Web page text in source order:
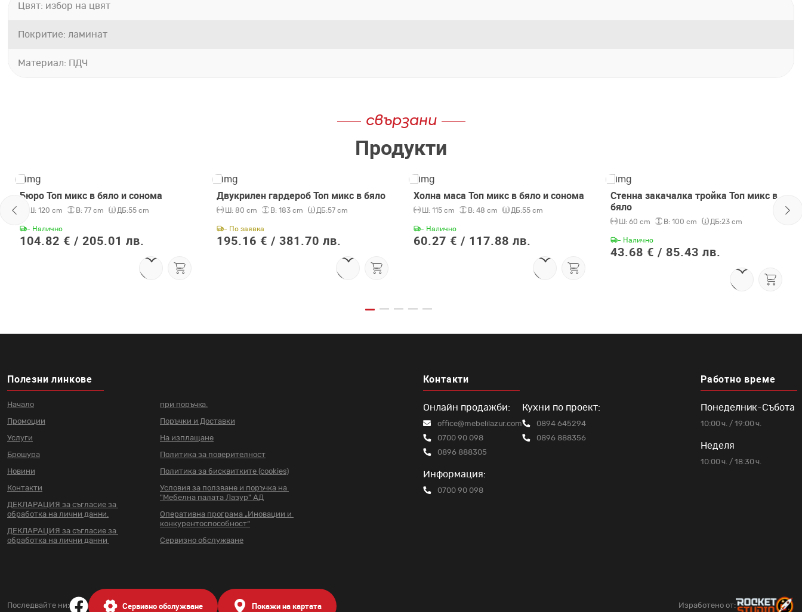
Цвят: избор на цвят
Покритие: ламинат
Материал: ПДЧ
свързани
Продукти
Бюро Топ микс в бяло и сонома
Ш: 120 cm В: 77 cm ДБ:55 cm
- Налично
104.82 € / 205.01 лв.
Двукрилен гардероб Топ микс в бяло
Ш: 80 cm В: 183 cm ДБ:57 cm
- По заявка
195.16 € / 381.70 лв.
Холна маса Топ микс в бяло и сонома
Ш: 115 cm В: 48 cm ДБ:55 cm
- Налично
60.27 € / 117.88 лв.
Стенна закачалка тройка Топ микс в
бяло
Ш: 60 cm В: 100 cm ДБ:23 cm
- Налично
43.68 € / 85.43 лв.
Полезни линкове
Начало
Промоции
Услуги
Брошура
Новини
Контакти
ДЕКЛАРАЦИЯ за съгласие за
обработка на лични данни.
ДЕКЛАРАЦИЯ за съгласие за
обработка на лични данни
при поръчка.
Поръчки и Доставки
На изплащане
Политика за поверителност
Политика за бисквитките (cookies)
Условия за ползване и поръчка на
"Мебелна палата Лазур" АД
Оперативна програма „Иновации и
конкурентоспособност“
Сервизно обслужване
Контакти
Онлайн продажби:
office@mebelilazur.com
0700 90 098
0896 888305
Информация:
0700 90 098
Кухни по проект:
0894 645294
0896 888356
Работно време
Понеделник-Събота
10:00 ч. / 19:00 ч.
Неделя
10:00 ч. / 18:30 ч.
Последвайте ни: Сервизно обслужване Покажи на картата Изработено от: